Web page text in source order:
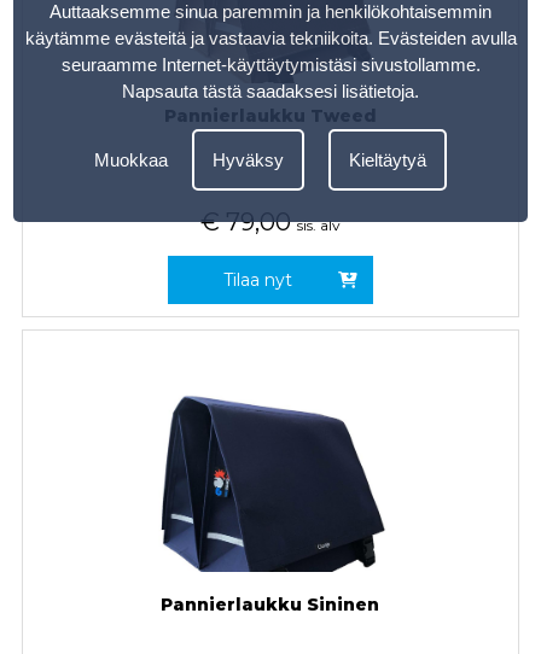
Pannierlaukku Tweed
€ 79,00 sis. alv
Tilaa nyt
Pannierlaukku Sininen
Auttaaksemme sinua paremmin ja henkilökohtaisemmin
käytämme evästeitä ja vastaavia tekniikoita. Evästeiden avulla
seuraamme Internet-käyttäytymistäsi sivustollamme.
Napsauta tästä saadaksesi lisätietoja.
Muokkaa Hyväksy Kieltäytyä